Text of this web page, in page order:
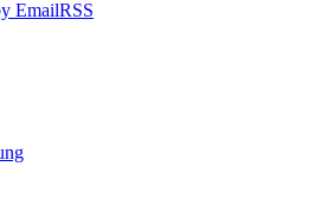
EmailRSS